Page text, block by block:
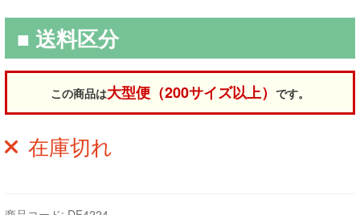
■ 送料区分
この商品は大型便（200サイズ以上） です。
在庫切れ